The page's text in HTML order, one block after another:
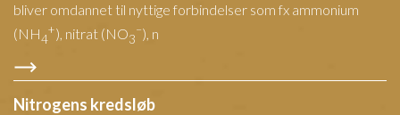
bliver omdannet til nyttige forbindelser som fx ammonium
(NH4
+), nitrat (NO3
–), n
Nitrogens kredsløb